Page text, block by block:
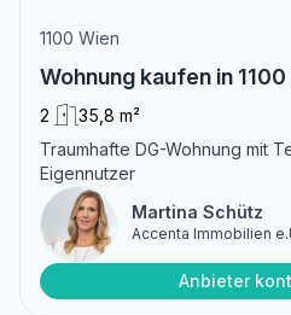
1100 Wien
Wohnung kaufen in
2
35,8 m²
Traumhafte DG-Wohnung mit
Eigennutzer
Martina Schütz
Accenta Immobilien
Anbieter